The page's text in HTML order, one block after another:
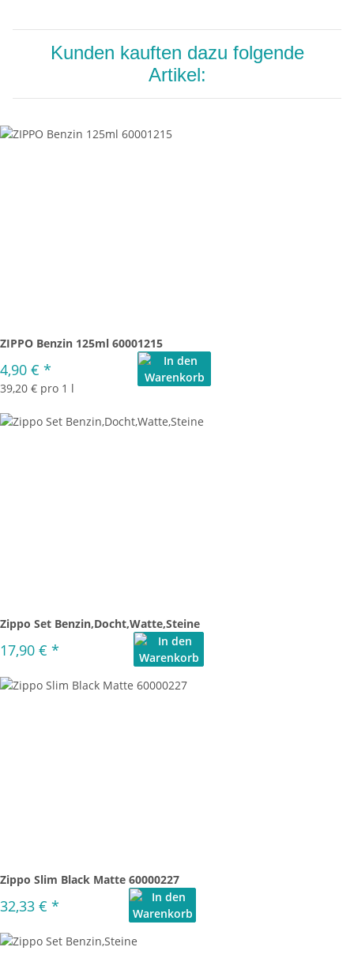
Kunden kauften dazu folgende
Artikel:
ZIPPO Benzin 125ml 60001215
4,90 € *
39,20 € pro 1 l
Zippo Set Benzin,Docht,Watte,Steine
17,90 € *
Zippo Slim Black Matte 60000227
32,33 € *